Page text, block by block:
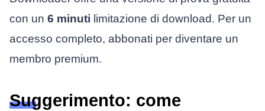
con un 6 minuti limitazione di download. Per un
accesso completo, abbonati per diventare un
membro premium.
Suggerimento: come